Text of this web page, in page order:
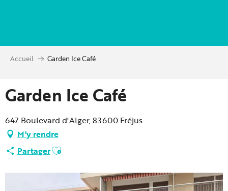
principal
Accueil Garden Ice Café
Garden Ice Café
647 Boulevard d'Alger, 83600 Fréjus
M'y rendre
PartagerAjouter aux favoris